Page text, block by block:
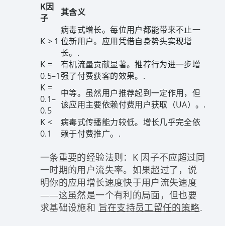
K因
子
其含义
K > 1
病毒式增长。每位用户都能带来不止一
位新用户。应用凭借自身势头实现增
长。.
K =
0.5–1
有机流量贡献显著。推荐行为进一步增
强了付费获客的效果。.
K =
0.1–
0.5
中等。虽然用户推荐起到一定作用，但
该应用主要依赖付费用户获取（UA）。.
K <
0.1
病毒式传播能力较低。增长几乎完全依
赖于付费推广。.
一条重要的经验法则：K 因子不应超过同
一时期的用户流失率。如果超过了，说
明你的应用增长速度快于用户流失速度
——这虽然是一个有利的局面，但也要
求基础设施和 旨在支持员工留任的策略.